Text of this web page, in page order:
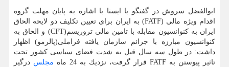
ابوالفضل سروش در گفتگو با ایسنا با اشاره به پایان مهلت گروه
اقدام ویژه مالی (FATF) به ایران برای تعیین تكلیف دو لایحه الحاق
ایران به كنوانسیون مقابله با تامین مالی تروریسم(CFT) و الحاق به
كنوانسیون مبارزه با جرائم سازمان یافته فراملی(پالرمو) اظهار
داشت: در طول سه سال قبل به شدت فضای سیاسی كشور تحت
تاثیر پیوستن به FATF قرار گرفت، نزدیك به 24 ماه
مجلس درگیر